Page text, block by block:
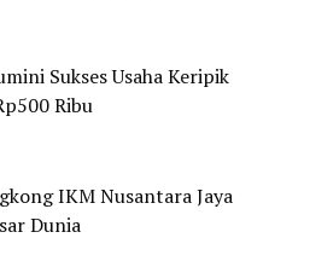
Sukses Usaha Keripik
Ribu
IKM Nusantara Jaya
Dunia